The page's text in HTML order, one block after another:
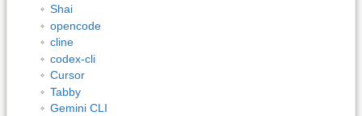
Shai
opencode
cline
codex-cli
Cursor
Tabby
Gemini CLI